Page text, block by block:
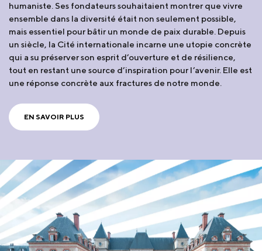
humaniste. Ses fondateurs souhaitaient montrer que vivre
ensemble dans la diversité était non seulement possible,
mais essentiel pour bâtir un monde de paix durable. Depuis
un siècle, la Cité internationale incarne une utopie concrète
qui a su préserver son esprit d’ouverture et de résilience,
tout en restant une source d’inspiration pour l’avenir. Elle est
une réponse concrète aux fractures de notre monde.
EN SAVOIR PLUS